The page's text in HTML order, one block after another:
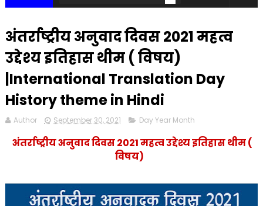
अंतर्राष्ट्रीय अनुवाद दिवस 2021 महत्व
उद्देश्य इतिहास थीम ( विषय)
|International Translation Day
History theme in Hindi
Author September 30, 2021 Day Year Month
अंतर्राष्ट्रीय अनुवाद दिवस 2021 महत्व उद्देश्य इतिहास थीम (
विषय)